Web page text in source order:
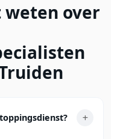
over